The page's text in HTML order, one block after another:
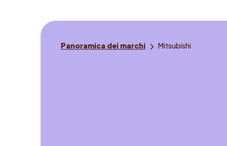
Sei
Panoramica dei marchi Mitsubishi